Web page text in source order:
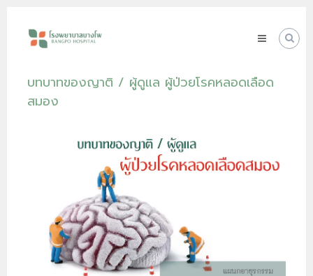
contentพยาบาล
choice
for
Good
บทบาทของญาติ / ผู้ดูแล ผู้ป่วยโรคหลอดเลือด
สมอง